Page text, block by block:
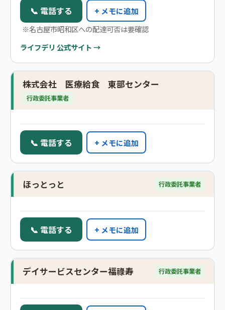
📞 電話する
+ メモに追加
※名古屋市昭和区への配達可否は要確認
ライフデリ 公式サイト →
株式会社 医療給食 東部センター
行政委託事業者
📞 電話する + メモに追加
ほっとっと 行政委託事業者
📞 電話する + メモに追加
デイサービスセンター福祿寿 行政委託事業者